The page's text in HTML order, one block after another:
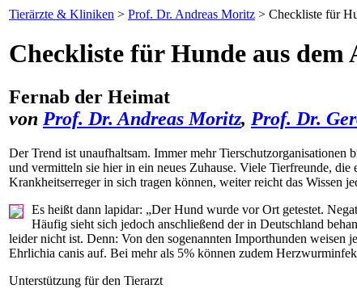
Tierärzte & Kliniken > Prof. Dr. Andreas Moritz > Checkliste für
Checkliste für Hunde aus dem
Fernab der Heimat
von Prof. Dr. Andreas Moritz, Prof. Dr.
Der Trend ist unaufhaltsam. Immer mehr
und vermitteln sie hier in ein neues Zuhause. Viele Tierfreunde,
Krankheitserreger in sich tragen können, weiter reicht das Wissen
Es heißt dann lapidar: „Der Hund wurde vor Ort getestet.
Häufig sieht sich jedoch anschließend der in Deutschland
leider nicht ist. Denn: Von den sogenannten Importhunden weisen
Ehrlichia canis auf. Bei mehr als 5% ­können zudem
Unterstützung für den Tierarzt